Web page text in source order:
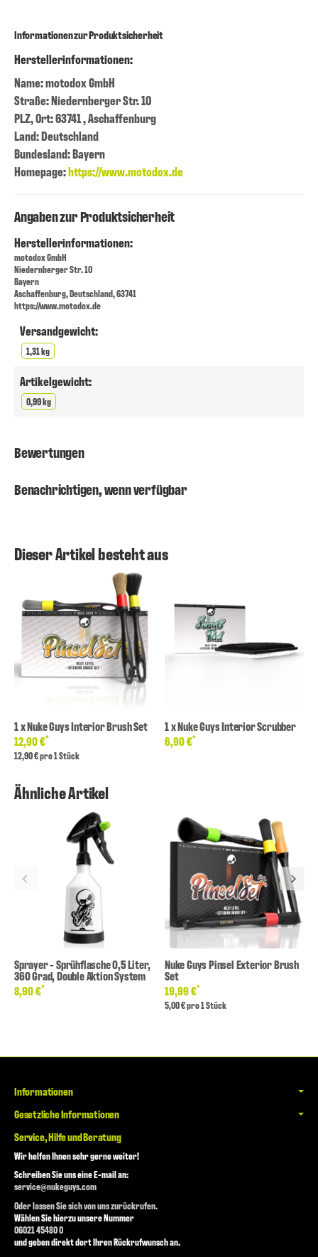
Informationen zur Produktsicherheit
Herstellerinformationen:
Name: motodox GmbH
Straße: Niedernberger Str. 10
PLZ, Ort: 63741 , Aschaffenburg
Land: Deutschland
Bundesland: Bayern
Homepage:https://www.motodox.de
Angaben zur Produktsicherheit
Herstellerinformationen:
motodox GmbH
Niedernberger Str. 10
Bayern
Aschaffenburg, Deutschland, 63741
https://www.motodox.de
Versandgewicht:
1,31 kg
Artikelgewicht:
0,99 kg
Bewertungen
Benachrichtigen, wenn verfügbar
Dieser Artikel besteht aus
1xNuke Guys Interior Brush Set
12,90 €*
12,90 € pro 1 Stück
1xNuke Guys Interior Scrubber
6,90 €*
Ähnliche Artikel
Sprayer - Sprühflasche 0,5 Liter,
360 Grad, Double Aktion System
8,90 €*
Nuke Guys Pinsel Exterior Brush
Set
19,99 €*
5,00 € pro 1 Stück
Informationen
Gesetzliche Informationen
Service, Hilfe und Beratung
Wir helfen Ihnen sehr gerne weiter!
Schreiben Sie uns eine E-mail an:
service@nukeguys.com
Oder lassen Sie sich von uns zurückrufen.
Wählen Sie hierzu unsere Nummer
06021 45480 0
und geben direkt dort Ihren Rückrufwunsch an.